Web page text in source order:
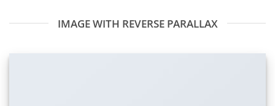
IMAGE WITH REVERSE PARALLAX